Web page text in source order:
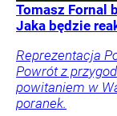
Tomasz Fornal
Jaka będzie
Reprezentacja
Powrót z
powitaniem w
poranek.